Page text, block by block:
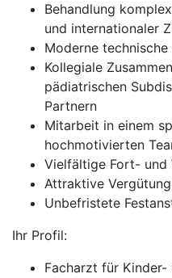
Behandlung
und internationaler
Moderne
Kollegiale
pädiatrischen
Partnern
Mitarbeit in einem
hochmotivierten
Vielfältige Fort- und
Attraktive Vergütung
Unbefristete
Ihr Profil:
Facharzt für